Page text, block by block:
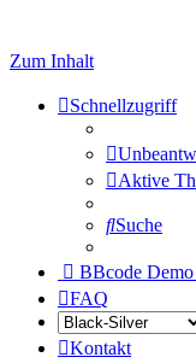
Zum Inhalt
Schnellzugriff
Aktive
Suche
BBcode
FAQ
Kontakt